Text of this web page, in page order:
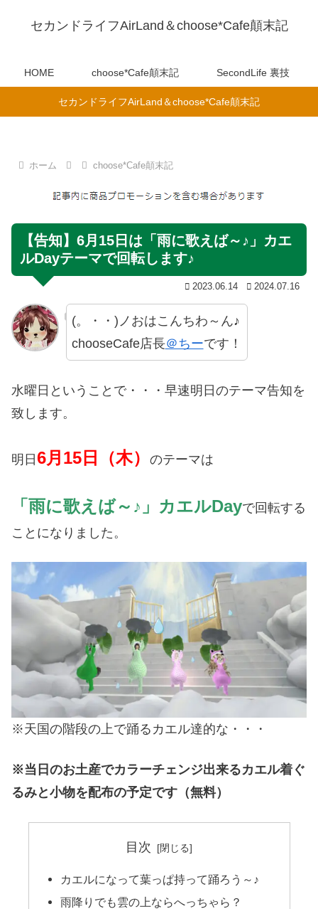
セカンドライフAirLand＆choose*Cafe顛末記
HOME choose*Cafe顛末記 SecondLife 裏技
セカンドライフAirLand＆choose*Cafe顛末記
ホーム choose*Cafe顛末記
【告知】6月15日は「雨に歌えば～♪」カエ
ルDayテーマで回転します♪
2023.06.14 2024.07.16
(。・・)ノおはこんちわ～ん♪
chooseCafe店長＠ちーです！
水曜日ということで・・・早速明日のテーマ告知を
致します。
明日6月15日（木） のテーマは
「雨に歌えば～♪」カエルDayで回転する
ことになりました。
※天国の階段の上で踊るカエル達的な・・・
※当日のお土産でカラーチェンジ出来るカエル着ぐ
るみと小物を配布の予定です（無料）
目次
カエルになって葉っぱ持って踊ろう～♪
雨降りでも雲の上ならへっちゃら？